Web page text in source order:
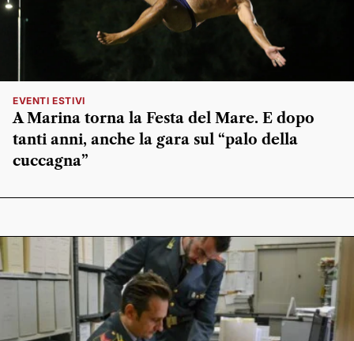
EVENTI ESTIVI
A Marina torna la Festa del Mare. E dopo
tanti anni, anche la gara sul “palo della
cuccagna”